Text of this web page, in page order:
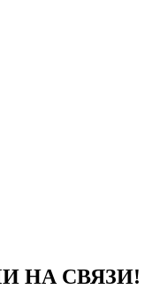
НА СВЯЗИ!